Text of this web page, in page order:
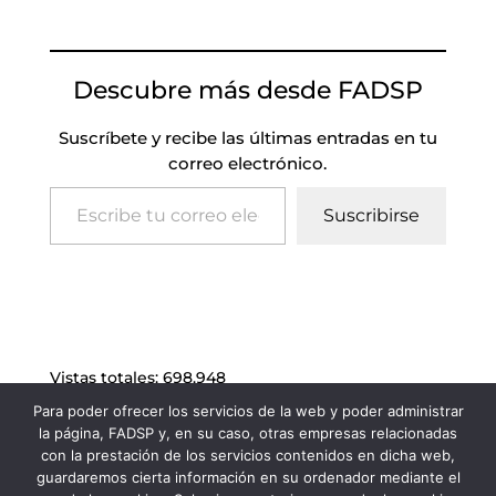
Descubre más desde FADSP
Suscríbete y recibe las últimas entradas en tu
correo electrónico.
Escribe tu correo electrónico…
Suscribirse
Vistas totales: 698.948
Para poder ofrecer los servicios de la web y poder administrar
la página, FADSP y, en su caso, otras empresas relacionadas
con la prestación de los servicios contenidos en dicha web,
guardaremos cierta información en su ordenador mediante el